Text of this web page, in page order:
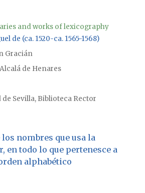
and works of lexicography
de (ca. 1520-ca. 1565-1568)
Gracián
de Henares
Sevilla, Biblioteca Rector
nombres que usa la
en todo lo que pertenesce a
alphabético